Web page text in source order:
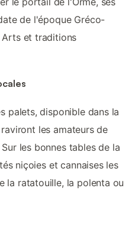
de l'époque Gréco-
Arts et traditions
palets, disponible dans la
les amateurs de
les bonnes tables de la
niçoies et cannaises les
la ratatouille, la polenta ou